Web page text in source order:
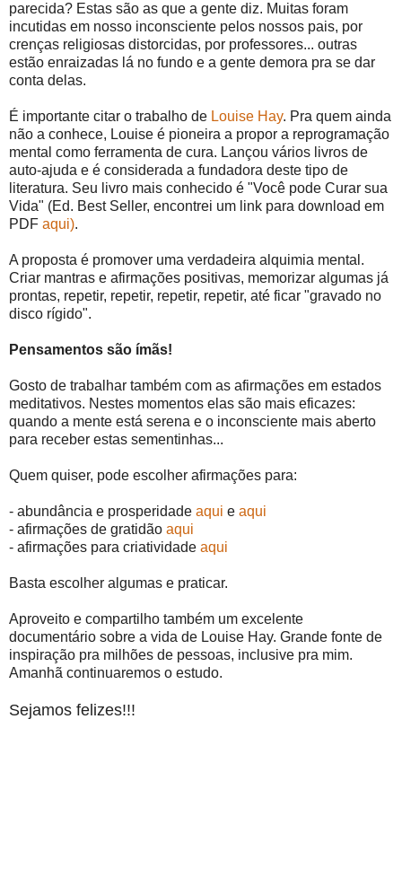
parecida? Estas são as que a gente diz. Muitas foram
incutidas em nosso inconsciente pelos nossos pais, por
crenças religiosas distorcidas, por professores... outras
estão enraizadas lá no fundo e a gente demora pra se dar
conta delas.
É importante citar o trabalho de Louise Hay. Pra quem ainda
não a conhece, Louise é pioneira a propor a reprogramação
mental como ferramenta de cura. Lançou vários livros de
auto-ajuda e é considerada a fundadora deste tipo de
literatura. Seu livro mais conhecido é "Você pode Curar sua
Vida" (Ed. Best Seller, encontrei um link para download em
PDF aqui).
A proposta é promover uma verdadeira alquimia mental.
Criar mantras e afirmações positivas, memorizar algumas já
prontas, repetir, repetir, repetir, repetir, até ficar "gravado no
disco rígido".
Pensamentos são ímãs!
Gosto de trabalhar também com as afirmações em estados
meditativos. Nestes momentos elas são mais eficazes:
quando a mente está serena e o inconsciente mais aberto
para receber estas sementinhas...
Quem quiser, pode escolher afirmações para:
- abundância e prosperidade aqui e aqui
- afirmações de gratidão aqui
- afirmações para criatividade aqui
Basta escolher algumas e praticar.
Aproveito e compartilho também um excelente
documentário sobre a vida de Louise Hay. Grande fonte de
inspiração pra milhões de pessoas, inclusive pra mim.
Amanhã continuaremos o estudo.
Sejamos felizes!!!